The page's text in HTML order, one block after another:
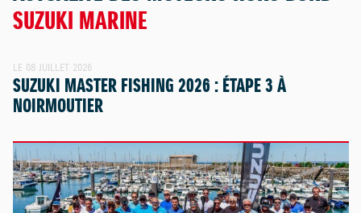
SUZUKI MARINE
LE 08 JUILLET 2026
SUZUKI MASTER FISHING 2026 : ÉTAPE 3 À
NOIRMOUTIER